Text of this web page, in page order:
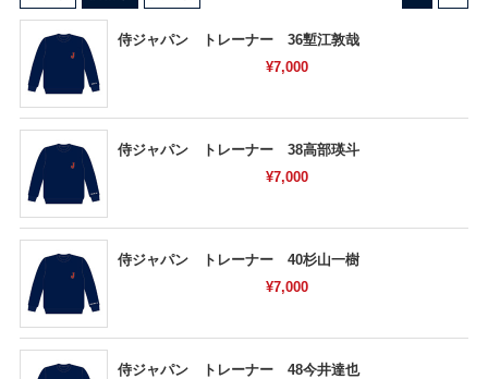
侍ジャパン トレーナー 36塹江敦哉
¥7,000
侍ジャパン トレーナー 38高部瑛斗
¥7,000
侍ジャパン トレーナー 40杉山一樹
¥7,000
侍ジャパン トレーナー 48今井達也